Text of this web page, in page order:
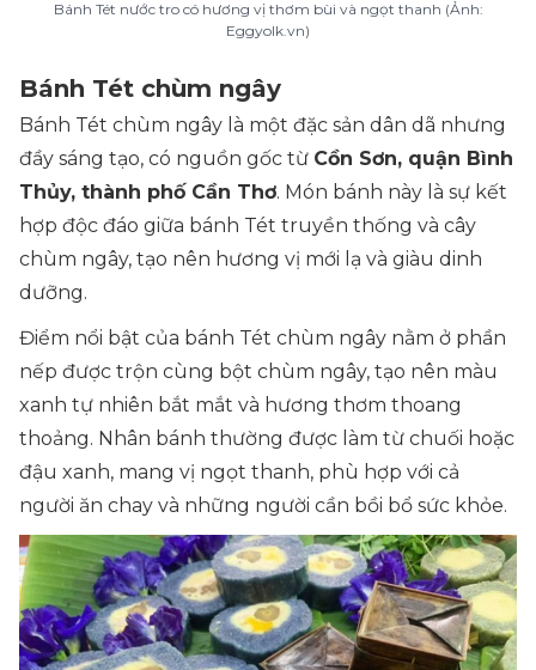
Bánh Tét nước tro có hương vị thơm bùi và ngọt thanh (Ảnh:
Eggyolk.vn)
Bánh Tét chùm ngây
Bánh Tét chùm ngây là một đặc sản dân dã nhưng
đầy sáng tạo, có nguồn gốc từ Cồn Sơn, quận Bình
Thủy, thành phố Cần Thơ. Món bánh này là sự kết
hợp độc đáo giữa bánh Tét truyền thống và cây
chùm ngây, tạo nên hương vị mới lạ và giàu dinh
dưỡng.
Điểm nổi bật của bánh Tét chùm ngây nằm ở phần
nếp được trộn cùng bột chùm ngây, tạo nên màu
xanh tự nhiên bắt mắt và hương thơm thoang
thoảng. Nhân bánh thường được làm từ chuối hoặc
đậu xanh, mang vị ngọt thanh, phù hợp với cả
người ăn chay và những người cần bồi bổ sức khỏe.